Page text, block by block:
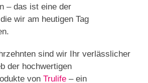
– das ist eine der
wir am heutigen Tag
sind wir Ihr verlässlicher
der hochwertigen
vonTrulife – ein